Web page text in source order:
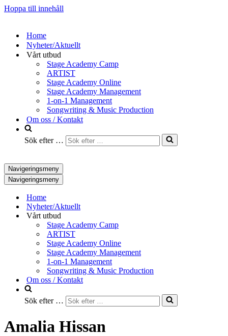
Hoppa till innehåll
Home
Nyheter/Aktuellt
Vårt utbud
Stage Academy Camp
ARTIST
Stage Academy Online
Stage Academy Management
1-on-1 Management
Songwriting & Music Production
Om oss / Kontakt
Sök efter …
Navigeringsmeny
Navigeringsmeny
Home
Nyheter/Aktuellt
Vårt utbud
Stage Academy Camp
ARTIST
Stage Academy Online
Stage Academy Management
1-on-1 Management
Songwriting & Music Production
Om oss / Kontakt
Sök efter …
Amalia Hissan